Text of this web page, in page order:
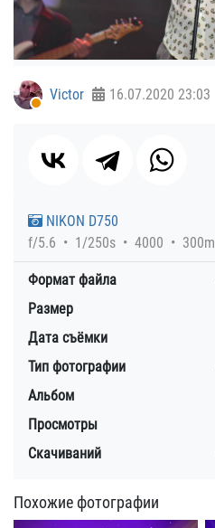
Victor 16.07.2020 23:03
NIKON D750
f/5.6
1/250s 4000
Формат файла
Размер
Дата съёмки
Тип фотографии
Альбом
Просмотры
Скачиваний
Похожие фотографии